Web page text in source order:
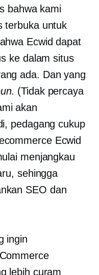
bahwa kami
terbuka untuk
Ecwid dapat
ke dalam situs
ada. Dan yang
. (Tidak percaya
akan
pedagang cukup
Ecwid
menjangkau
sehingga
SEO dan
ingin
lebih curam